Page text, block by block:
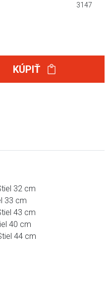
3147
KÚPIŤ
32 cm
33 cm
43 cm
40 cm
44 cm